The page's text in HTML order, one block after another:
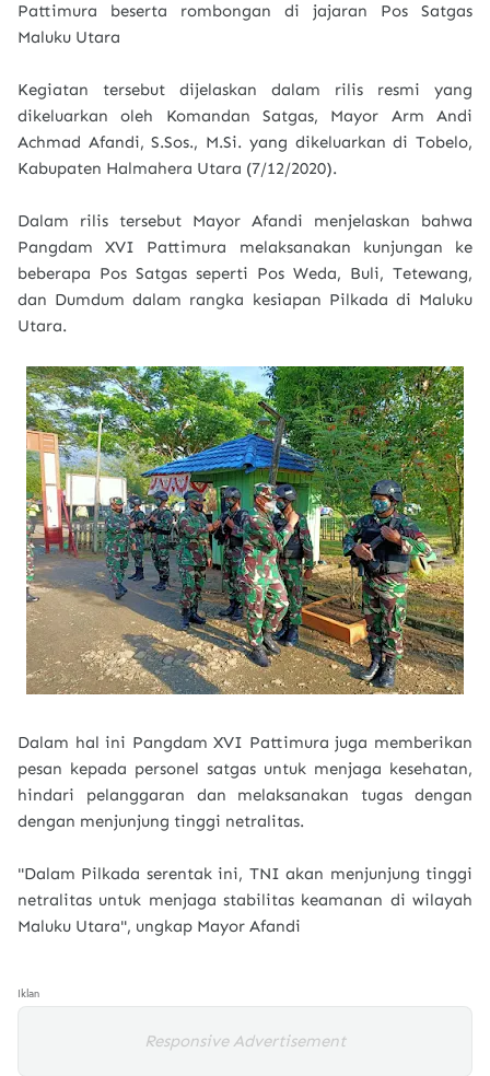
Pattimura beserta rombongan di jajaran Pos Satgas
Maluku Utara
Kegiatan tersebut dijelaskan dalam rilis resmi yang
dikeluarkan oleh Komandan Satgas, Mayor Arm Andi
Achmad Afandi, S.Sos., M.Si. yang dikeluarkan di Tobelo,
Kabupaten Halmahera Utara (7/12/2020).
Dalam rilis tersebut Mayor Afandi menjelaskan bahwa
Pangdam XVI Pattimura melaksanakan kunjungan ke
beberapa Pos Satgas seperti Pos Weda, Buli, Tetewang,
dan Dumdum dalam rangka kesiapan Pilkada di Maluku
Utara.
Dalam hal ini Pangdam XVI Pattimura juga memberikan
pesan kepada personel satgas untuk menjaga kesehatan,
hindari pelanggaran dan melaksanakan tugas dengan
dengan menjunjung tinggi netralitas.
"Dalam Pilkada serentak ini, TNI akan menjunjung tinggi
netralitas untuk menjaga stabilitas keamanan di wilayah
Maluku Utara", ungkap Mayor Afandi
Iklan
Responsive Advertisement